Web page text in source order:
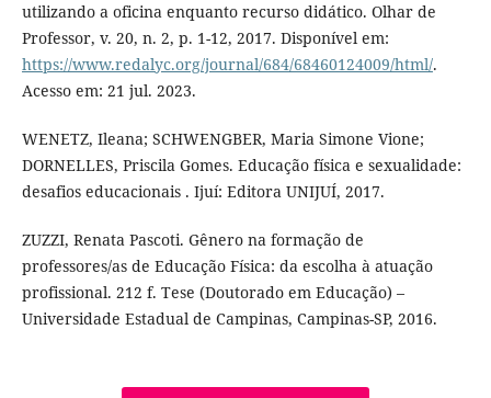
utilizando a oficina enquanto recurso didático. Olhar de
Professor, v. 20, n. 2, p. 1-12, 2017. Disponível em:
https://www.redalyc.org/journal/684/68460124009/html/.
Acesso em: 21 jul. 2023.
WENETZ, Ileana; SCHWENGBER, Maria Simone Vione;
DORNELLES, Priscila Gomes. Educação física e sexualidade:
desafios educacionais . Ijuí: Editora UNIJUÍ, 2017.
ZUZZI, Renata Pascoti. Gênero na formação de
professores/as de Educação Física: da escolha à atuação
profissional. 212 f. Tese (Doutorado em Educação) –
Universidade Estadual de Campinas, Campinas-SP, 2016.